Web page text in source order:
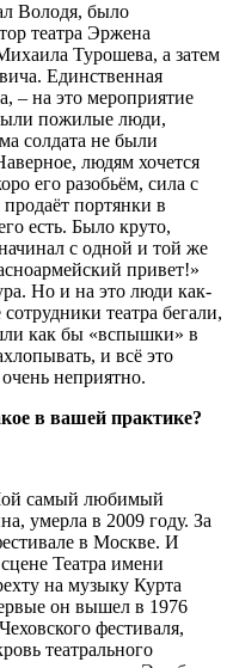
Володя, было
театра Эржена
Турошева, а затем
Единственная
– на это мероприятие
пожилые люди,
солдата не были
людям хочется
его разобьём, сила с
портянки в
есть. Было круто,
с одной и той же
привет!»
Но и на это люди как-
театра бегали,
как бы «вспышки» в
и всё это
неприятно.
в вашей практике?
самый любимый
умерла в 2009 году. За
в Москве. И
Театра имени
на музыку Курта
он вышел в 1976
фестиваля,
театрального